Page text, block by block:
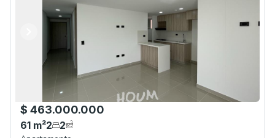
Siguiente
$ 463.000.000
61 m²2 2